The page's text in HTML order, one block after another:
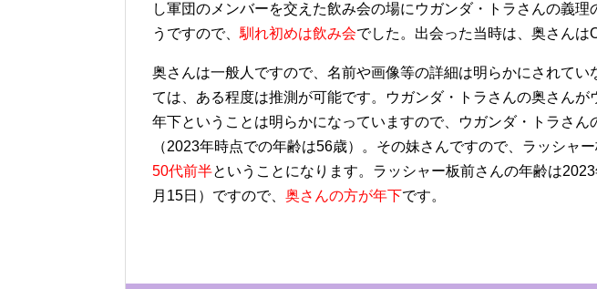
し軍団のメンバーを交えた飲み会の場にウガンダ・トラさんの義理
うですので、 馴れ初めは飲み会でした。出会った当時は、奥さんは
奥さんは一般人ですので、名前や画像等の詳細は明らかにされてい
ては、ある程度は推測が可能です。ウガンダ・トラさんの奥さんが
年下ということは明らかになっていますので、ウガンダ・トラさん
（2023年時点での年齢は56歳）。その妹さんですので、ラッシャ
50代前半ということになります。ラッシャー板前さんの年齢は
月15日）ですので、 奥さんの方が年下です。